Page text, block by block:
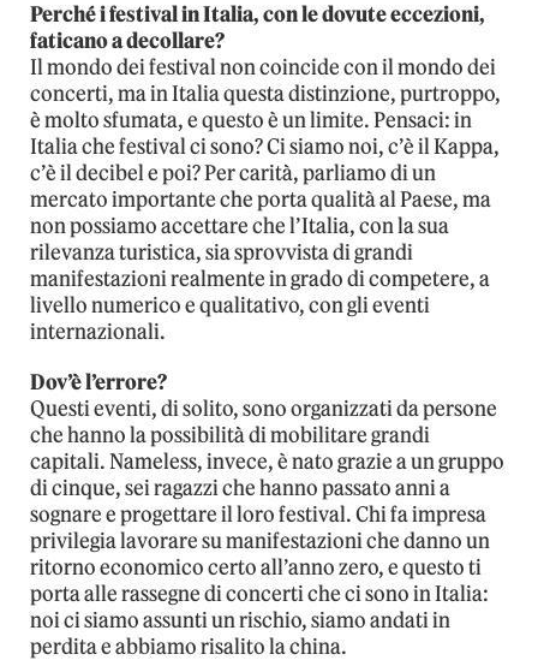
Perché i festival in Italia, con le dovute eccezioni,
faticano a decollare?
Il mondo dei festival non coincide con il mondo dei
concerti, ma in Italia questa distinzione, purtroppo,
è molto sfumata, e questo è un limite. Pensaci: in
Italia che festival ci sono? Ci siamo noi, c’è il Kappa,
c’è il decibel e poi? Per carità, parliamo di un
mercato importante che porta qualità al Paese, ma
non possiamo accettare che l’Italia, con la sua
rilevanza turistica, sia sprovvista di grandi
manifestazioni realmente in grado di competere, a
livello numerico e qualitativo, con gli eventi
internazionali.
Dov’è l’errore?
Questi eventi, di solito, sono organizzati da persone
che hanno la possibilità di mobilitare grandi
capitali. Nameless, invece, è nato grazie a un gruppo
di cinque, sei ragazzi che hanno passato anni a
sognare e progettare il loro festival. Chi fa impresa
privilegia lavorare su manifestazioni che danno un
ritorno economico certo all’anno zero, e questo ti
porta alle rassegne di concerti che ci sono in Italia:
noi ci siamo assunti un rischio, siamo andati in
perdita e abbiamo risalito la china.